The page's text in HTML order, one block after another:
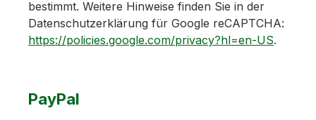
bestimmt. Weitere Hinweise finden Sie in der
Datenschutzerklärung für Google reCAPTCHA:
https://policies.google.com/privacy?hl=en-US.
PayPal